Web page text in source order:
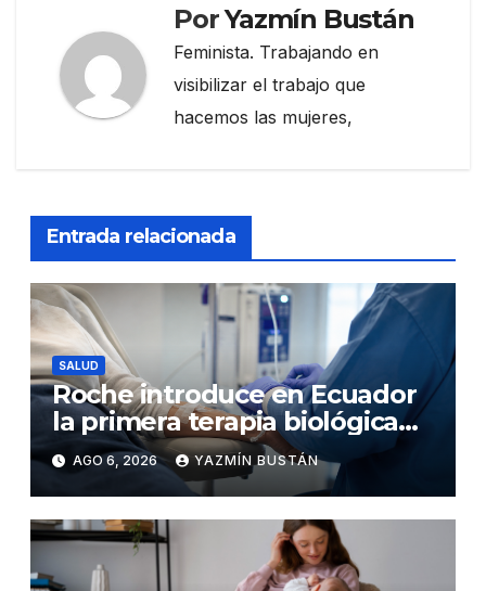
PorYazmín Bustán
Feminista. Trabajando en
visibilizar el trabajo que
hacemos las mujeres,
Entrada relacionada
SALUD
Roche introduce en Ecuador
la primera terapia biológica
de precisión capaz de
detener el daño renal por
nefritis lúpica
AGO 6, 2026 YAZMÍN BUSTÁN